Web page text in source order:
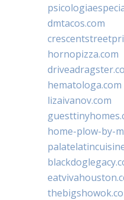
dmtacos.com
hornopizza.com
hematologa.com
lizaivanov.com
home-plow-by-